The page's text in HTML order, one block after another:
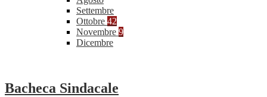
Settembre
Ottobre 42
Novembre 9
Dicembre
Bacheca Sindacale